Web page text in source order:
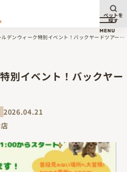
メニ
MENU
ペットを
探す
ルデンウィーク特別イベント！バックヤードツアー開
別イベント！バックヤー
2026.04.21